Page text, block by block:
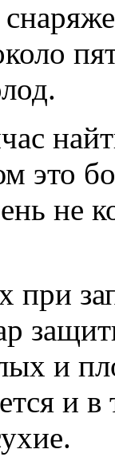
это
не
при
и
и